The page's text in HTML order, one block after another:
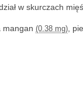
w skurczach
mangan (0.38 mg) ,